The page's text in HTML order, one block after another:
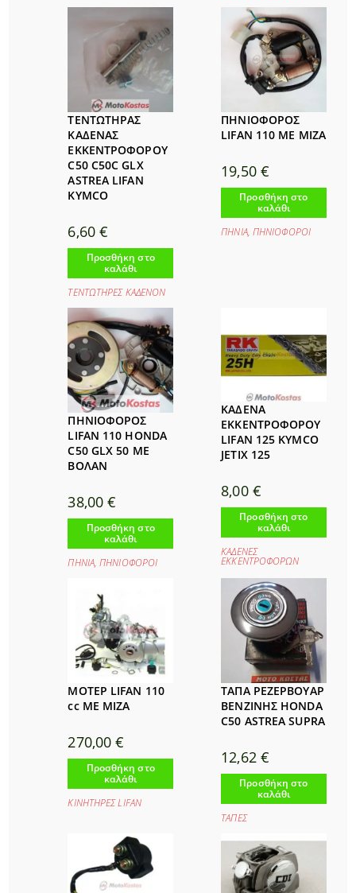
ΤΕΝΤΩΤΗΡΑΣ
ΚΑΔΕΝΑΣ
ΕΚΚΕΝΤΡΟΦΟΡΟΥ
C50 C50C GLX
ASTREA LIFAN
KYMCO
6,60 €
Προσθήκη στο
καλάθι
ΤΕΝΤΩΤΗΡΕΣ ΚΑΔΕΝΟΝ
ΠΗΝΙΟΦΟΡΟΣ
LIFAN 110 ΜΕ ΜΙΖΑ
19,50 €
Προσθήκη στο
καλάθι
ΠΗΝΙΑ, ΠΗΝΙΟΦΟΡΟΙ
ΠΗΝΙΟΦΟΡΟΣ
LIFAN 110 HONDA
C50 GLX 50 ΜΕ
ΒΟΛΑΝ
38,00€
Προσθήκη στο
καλάθι
ΠΗΝΙΑ,ΠΗΝΙΟΦΟΡΟΙ
ΚΑΔΕΝΑ
ΕΚΚΕΝΤΡΟΦΟΡΟΥ
LIFAN 125 KYMCO
JETIX 125
8,00 €
Προσθήκη στο
καλάθι
ΚΑΔΕΝΕΣ
ΕΚΚΕΝΤΡΟΦΟΡΩΝ
ΜΟΤΕΡ LIFAN 110
cc ΜΕ ΜΙΖΑ
270,00€
Προσθήκη στο
καλάθι
ΚΙΝΗΤΗΡΕΣ LIFAΝ
ΤΑΠΑ ΡΕΖΕΡΒΟΥΑΡ
ΒΕΝΖΙΝΗΣ HONDA
C50 ASTREA SUPRA
12,62 €
Προσθήκη στο
καλάθι
ΤΑΠΕΣ